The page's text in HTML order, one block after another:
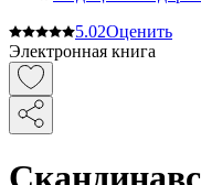
5.02Оценить
Электронная книга